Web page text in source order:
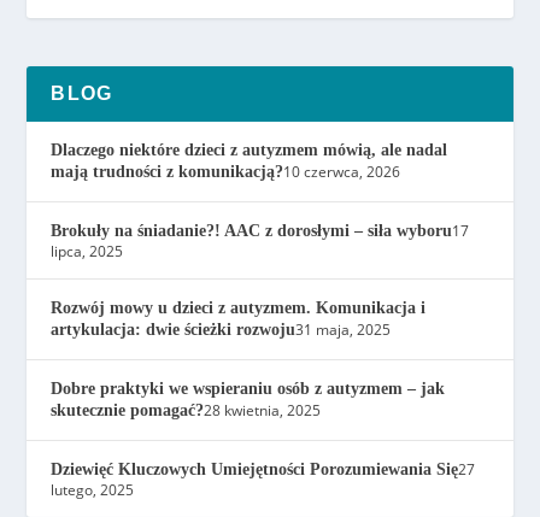
BLOG
Dlaczego niektóre dzieci z autyzmem mówią, ale nadal
mają trudności z komunikacją?10 czerwca, 2026
Brokuły na śniadanie?! AAC z dorosłymi – siła wyboru17
lipca, 2025
Rozwój mowy u dzieci z autyzmem. Komunikacja i
artykulacja: dwie ścieżki rozwoju31 maja, 2025
Dobre praktyki we wspieraniu osób z autyzmem – jak
skutecznie pomagać?28 kwietnia, 2025
Dziewięć Kluczowych Umiejętności Porozumiewania Się27
lutego, 2025